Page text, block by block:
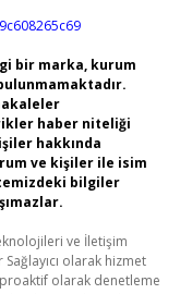
bir marka, kurum
haber niteliği
hakkında
ve kişiler ile isim
bilgiler
ve İletişim
olarak hizmet
olarak denetleme